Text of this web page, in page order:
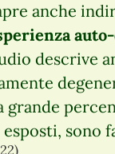
anche
descrive
grande
sono
22)